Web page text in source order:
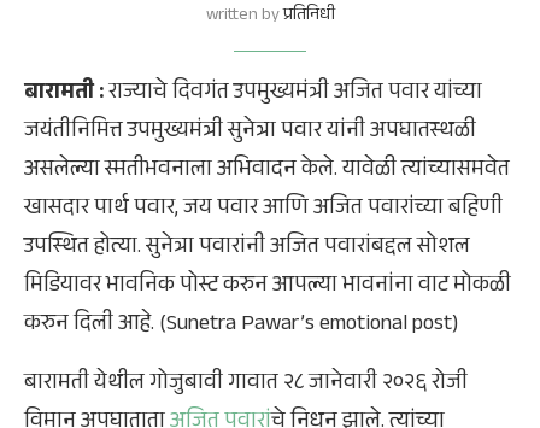
written byप्रतिनिधी
बारामती :राज्याचे दिवगंत उपमुख्यमंत्री अजित पवार यांच्या
जयंतीनिमित्त उपमुख्यमंत्री सुनेत्रा पवार यांनी अपघातस्थळी
असलेल्या स्मतीभवनाला अभिवादन केले. यावेळी त्यांच्यासमवेत
खासदार पार्थ पवार, जय पवार आणि अजित पवारांच्या बहिणी
उपस्थित होत्या. सुनेत्रा पवारांनी अजित पवारांबद्दल सोशल
मिडियावर भावनिक पोस्ट करुन आपल्या भावनांना वाट मोकळी
करुन दिली आहे. (Sunetra Pawar’s emotional post)
बारामती येथील गोजुबावी गावात २८ जानेवारी २०२६ रोजी